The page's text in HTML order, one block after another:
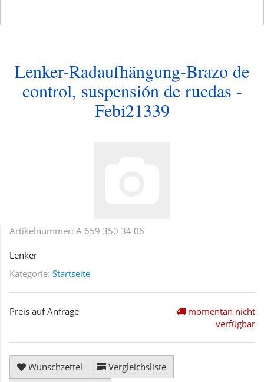
Lenker-Radaufhängung-Brazo de
control, suspensión de ruedas -
Febi21339
Artikelnummer: A 659 350 34 06
Lenker
Kategorie: Startseite
Preis auf Anfrage
momentan nicht
verfügbar
Wunschzettel
Vergleichsliste